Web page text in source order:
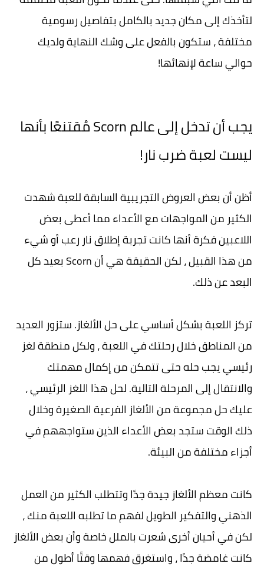
لتأخذك إلى مكان جديد بالكامل بتفاصيل رسومية
مختلفة ، ستكون بالفعل على وشك النهاية ولديك
حوالي ساعة لإنهائها!
يجب أن تدخل إلى عالم Scorn مُقتنعًا بأنها
ليست لعبة ضرب نار!
أظن أن بعض العروض التجريبية السابقة للعبة شهدت
الكثير من المواجهات مع الأعداء مما أعطى بعض
اللاعبين فكرة أنها كانت تجربة إطلاق نار رعب أو شيء
من هذا القبيل ، لكن الحقيقة هي أن Scorn بعيد كل
البعد عن ذلك.
تركز اللعبة بشكل أساسي على حل الألغاز. ستزور العديد
من المناطق خلال رحلتك في اللعبة ، ولكل منطقة لغز
رئيسي يجب حله حتى تتمكن من إكمال مهمتك
والانتقال إلى المرحلة التالية. لحل هذا اللغز الرئيسي ،
عليك حل مجموعة من الألغاز الفرعية الصغيرة وخلال
ذلك الوقت ستجد بعض الأعداء الذين ستواجههم في
أجزاء مختلفة من البيئة.
كانت معظم الألغاز جيدة جدًا وتتطلب الكثير من العمل
الذهني والتفكير الطويل لفهم ما تطلبه اللعبة منك ،
لكن في أحيان أخرى شعرت بالملل خاصة وأن بعض الألغاز
كانت غامضة جدًا ، واستغرق فهمها وقتًا أطول من